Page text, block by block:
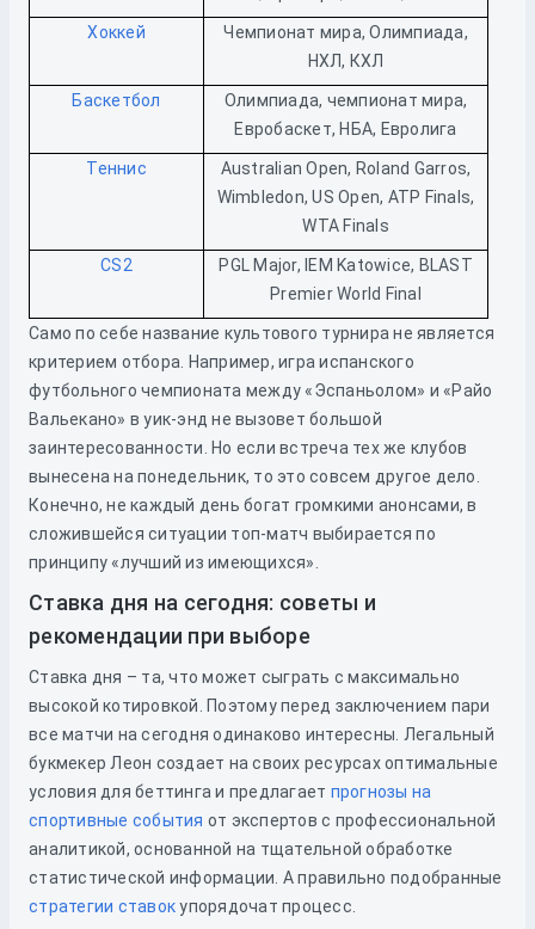
Хоккей
Чемпионат мира, Олимпиада,
НХЛ, КХЛ
Баскетбол
Олимпиада, чемпионат мира,
Евробаскет, НБА, Евролига
Теннис
Australian Open, Roland Garros,
Wimbledon, US Open, ATP Finals,
WTA Finals
CS2
PGL Major, IEM Katowice, BLAST
Premier World Final
Само по себе название культового турнира не является
критерием отбора. Например, игра испанского
футбольного чемпионата между «Эспаньолом» и «Райо
Вальекано» в уик-энд не вызовет большой
заинтересованности. Но если встреча тех же клубов
вынесена на понедельник, то это совсем другое дело.
Конечно, не каждый день богат громкими анонсами, в
сложившейся ситуации топ-матч выбирается по
принципу «лучший из имеющихся».
Ставка дня на сегодня: советы и
рекомендации при выборе
Ставка дня – та, что может сыграть с максимально
высокой котировкой. Поэтому перед заключением пари
все матчи на сегодня одинаково интересны. Легальный
букмекер Леон создает на своих ресурсах оптимальные
условия для беттинга и предлагает прогнозы на
спортивные события от экспертов с профессиональной
аналитикой, основанной на тщательной обработке
статистической информации. А правильно подобранные
стратегии ставокупорядочат процесс.